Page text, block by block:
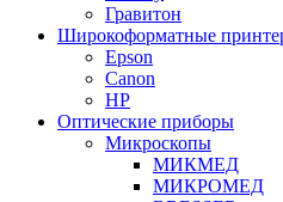
Гравитон
Широкоформатные
Epson
Canon
HP
Оптические приборы
Микроскопы
МИКМЕД
МИКРОМЕД